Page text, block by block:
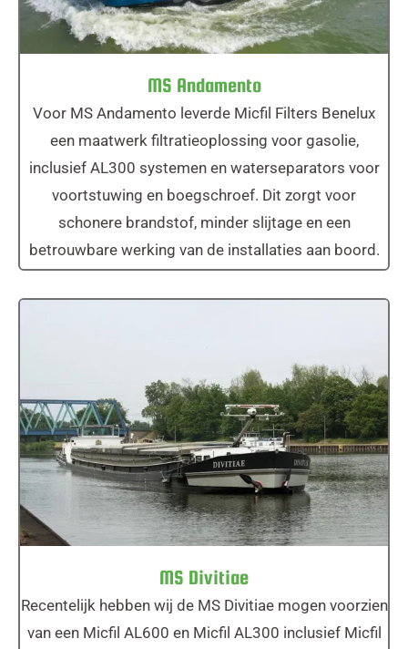
MS Andamento
Voor MS Andamento leverde Micfil Filters Benelux
een maatwerk filtratieoplossing voor gasolie,
inclusief AL300 systemen en waterseparators voor
voortstuwing en boegschroef. Dit zorgt voor
schonere brandstof, minder slijtage en een
betrouwbare werking van de installaties aan boord.
MS Divitiae
MS Divitiae
Recentelijk hebben wij de MS Divitiae mogen voorzien
van een Micfil AL600 en Micfil AL300 inclusief Micfil